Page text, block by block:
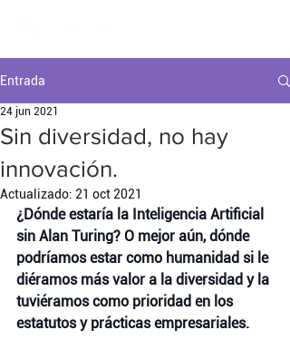
Entrada
Sin diversidad, no hay
innovación.
24 jun 2021
Actualizado: 21 oct 2021
¿Dónde estaría la Inteligencia Artificial
sin Alan Turing? O mejor aún, dónde
podríamos estar como humanidad si le
diéramos más valor a la diversidad y la
tuviéramos como prioridad en los
estatutos y prácticas empresariales.